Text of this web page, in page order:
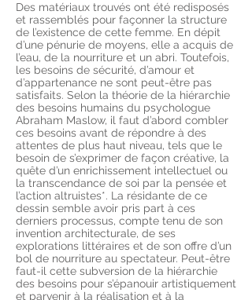
Des matériaux trouvés ont été redisposés
et rassemblés pour façonner la structure
de l’existence de cette femme. En dépit
d’une pénurie de moyens, elle a acquis de
l’eau, de la nourriture et un abri. Toutefois,
les besoins de sécurité, d’amour et
d’appartenance ne sont peut-être pas
satisfaits. Selon la théorie de la hiérarchie
des besoins humains du psychologue
Abraham Maslow, il faut d’abord combler
ces besoins avant de répondre à des
attentes de plus haut niveau, tels que le
besoin de s’exprimer de façon créative, la
quête d’un enrichissement intellectuel ou
la transcendance de soi par la pensée et
l’action altruistes*. La résidante de ce
dessin semble avoir pris part à ces
derniers processus, compte tenu de son
invention architecturale, de ses
explorations littéraires et de son offre d’un
bol de nourriture au spectateur. Peut-être
faut-il cette subversion de la hiérarchie
des besoins pour s’épanouir artistiquement
et parvenir à la réalisation et à la